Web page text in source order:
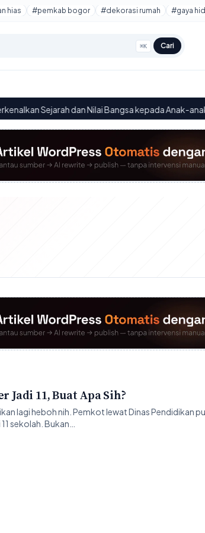
hias #pemkab bogor #dekorasi rumah #gaya
⌘K Cari
dan Nilai Bangsa kepada Anak-anak·
Jadi 11, Buat Apa Sih?
lagi heboh nih. Pemkot lewat Dinas Pendidikan
sekolah. Bukan…